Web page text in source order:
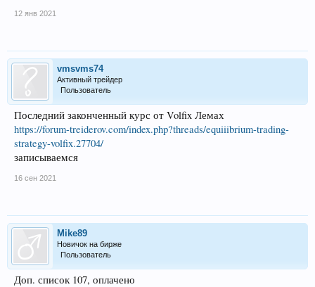
12 янв 2021
vmsvms74
Активный трейдер
Пользователь
Последний законченный курс от Volfix Лемах
https://forum-treiderov.com/index.php?threads/equiiibrium-trading-
strategy-volfix.27704/
записываемся
16 сен 2021
Mike89
Новичок на бирже
Пользователь
Доп. список 107, оплачено